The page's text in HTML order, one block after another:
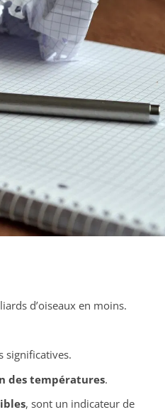
d’oiseaux en moins.
significatives.
des températures.
, sont un indicateur de